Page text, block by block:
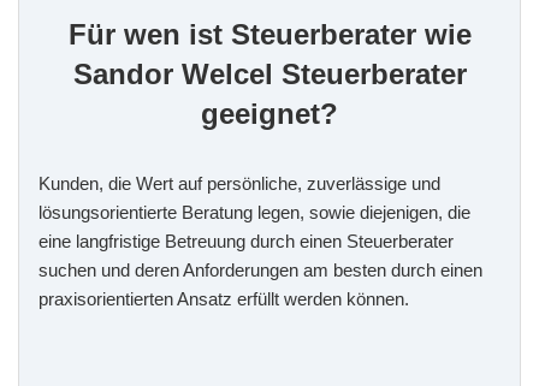
Für wen ist Steuerberater wie
Sandor Welcel Steuerberater
geeignet?
Kunden, die Wert auf persönliche, zuverlässige und
lösungsorientierte Beratung legen, sowie diejenigen, die
eine langfristige Betreuung durch einen Steuerberater
suchen und deren Anforderungen am besten durch einen
praxisorientierten Ansatz erfüllt werden können.